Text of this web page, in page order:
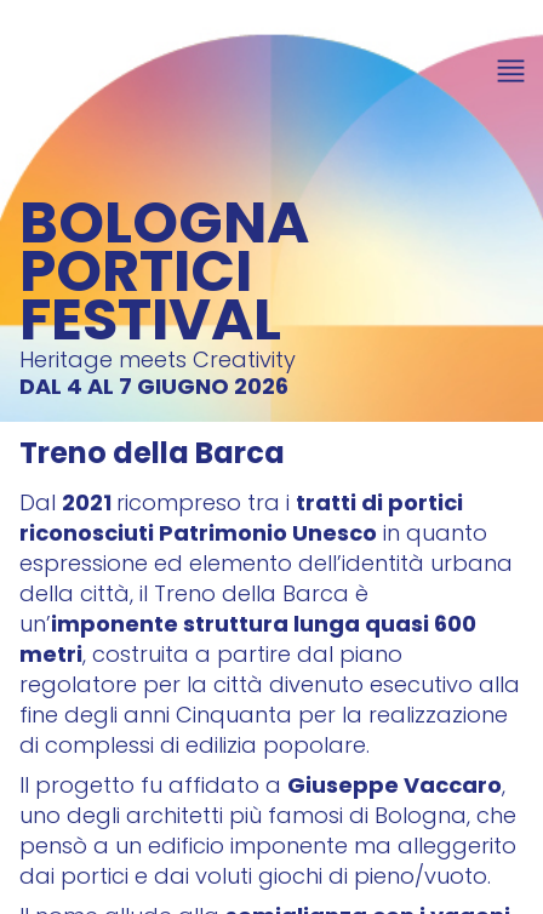
BOLOGNA
PORTICI
FESTIVAL
Heritage meets Creativity
DAL 4 AL 7 GIUGNO 2026
Treno della Barca
Dal 2021ricompreso tra i tratti di portici
riconosciuti Patrimonio Unesco in quanto
espressione ed elemento dell’identità urbana
della città, il Treno della Barca è
un’imponente struttura lunga quasi 600
metri, costruita a partire dal piano
regolatore per la città divenuto esecutivo alla
fine degli anni Cinquanta per la realizzazione
di complessi di edilizia popolare.
Il progetto fu affidato a Giuseppe Vaccaro,
uno degli architetti più famosi di Bologna, che
pensò a un edificio imponente ma alleggerito
dai portici e dai voluti giochi di pieno/vuoto.